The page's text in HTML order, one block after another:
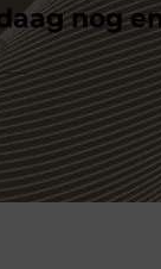
nog